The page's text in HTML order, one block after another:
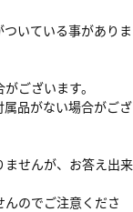
いている事がありま
ございます。
属品がない場合がござ
ませんが、お答え出来
のでご注意くださ